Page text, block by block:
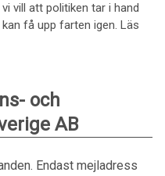
vill att politiken tar i hand
få upp farten igen. Läs
och
AB
Endast mejladress